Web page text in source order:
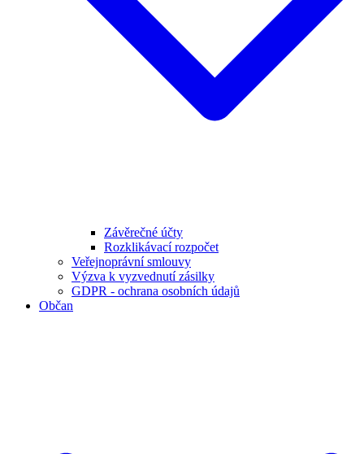
Závěrečné účty
Rozklikávací rozpočet
Veřejnoprávní smlouvy
Výzva k vyzvednutí zásilky
GDPR - ochrana osobních údajů
Občan